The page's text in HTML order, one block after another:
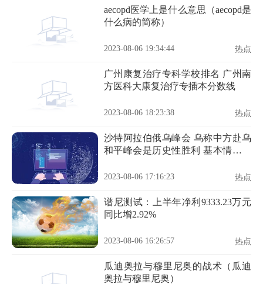
aecopd医学上是什么意思（aecopd是
什么病的简称）
2023-08-06 19:34:44 热点
广州康复治疗专科学校排名 广州南
方医科大康复治疗专插本分数线
2023-08-06 18:23:38 热点
沙特阿拉伯俄乌峰会 乌称中方赴乌
和平峰会是历史性胜利 基本情况讲
2023-08-06 17:16:23 热点
谱尼测试：上半年净利9333.23万元
同比增2.92%
2023-08-06 16:26:57 热点
瓜迪奥拉与穆里尼奥的战术（瓜迪
奥拉与穆里尼奥）